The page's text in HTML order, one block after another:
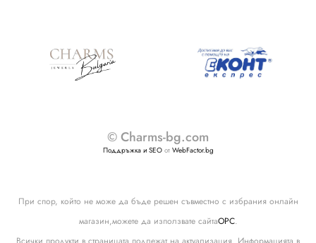
© Charms-bg.com
Поддръжка и SEOот WebFactor.bg
При спор, който не може да бъде решен съвместно с избрания онлайн
магазин,можете да използвате сайтаОРС.